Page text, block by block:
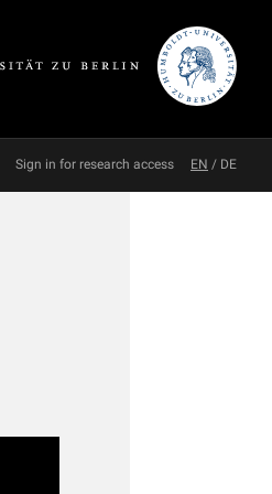
Sign in for research access EN / DE